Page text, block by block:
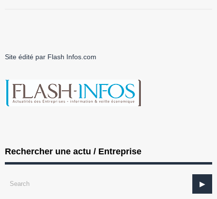
Site édité par Flash Infos.com
Rechercher une actu / Entreprise